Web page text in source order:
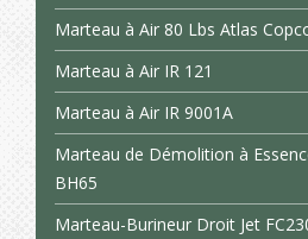
Marteau à Air 80 Lbs Atlas
Marteau à Air IR 121
Marteau à Air IR 9001A
Marteau de Démolition à
BH65
Marteau-Burineur Droit Jet